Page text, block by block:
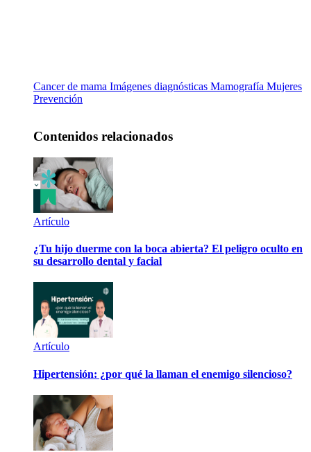
Cancer de mama Imágenes diagnósticas Mamografía Mujeres
Prevención
Contenidos relacionados
Artículo
¿Tu hijo duerme con la boca abierta? El peligro oculto en
su desarrollo dental y facial
Artículo
Hipertensión: ¿por qué la llaman el enemigo silencioso?